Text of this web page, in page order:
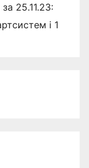
25.11.23:
і 1